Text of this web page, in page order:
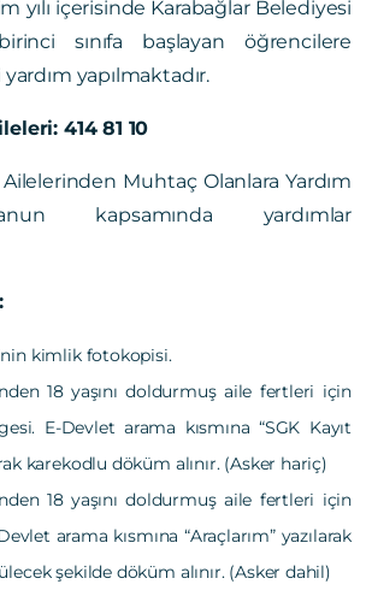
yılı içerisinde Karabağlar Belediyesi
sınıfa başlayan öğrencilere
yapılmaktadır.
414 81 10
Ailelerinden Muhtaç Olanlara Yardım
kapsamında yardımlar
kimlik fotokopisi.
18 yaşını doldurmuş aile fertleri için
E-Devlet arama kısmına “SGK Kayıt
karekodlu döküm alınır. (Asker hariç)
18 yaşını doldurmuş aile fertleri için
arama kısmına “Araçlarım” yazılarak
şekilde döküm alınır. (Asker dahil)